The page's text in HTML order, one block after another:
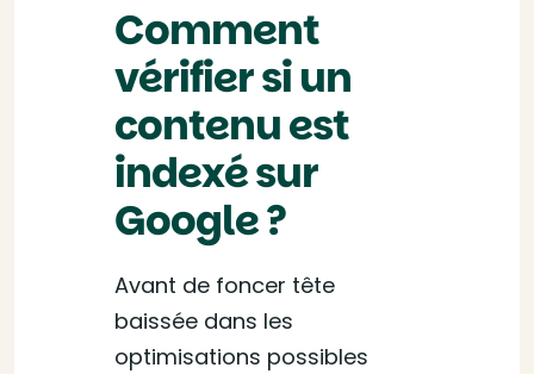
Comment
vérifier si un
contenu est
indexé sur
Google ?
Avant de foncer tête
baissée dans les
optimisations possibles